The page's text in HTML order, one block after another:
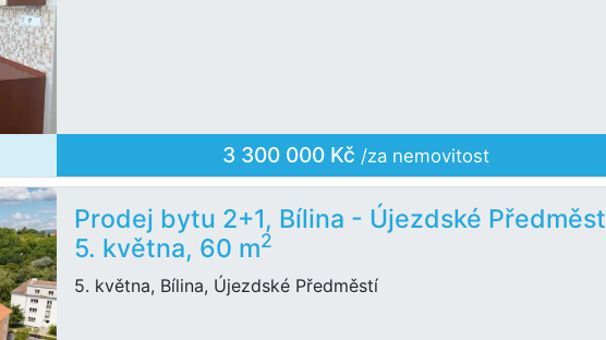
3 300 000 Kč /za nemovitost
Prodej bytu 2+1, Bílina - Újezdské
5. května, 60 m2
5. května, Bílina, Újezdské Předměstí